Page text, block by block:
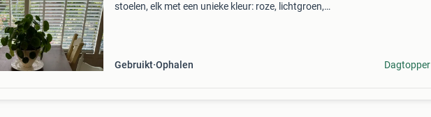
stoelen, elk met een unieke kleur: roze, lichtgroen,
Gebruikt Ophalen Dagtopper